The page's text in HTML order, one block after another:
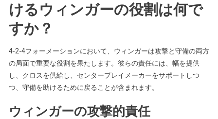
けるウィンガーの役割は何で
すか？
4-2-4フォーメーションにおいて、ウィンガーは攻撃と守備の両方
の局面で重要な役割を果たします。彼らの責任には、幅を提供
し、クロスを供給し、センタープレイメーカーをサポートしつ
つ、守備を助けるために戻ることが含まれます。
ウィンガーの攻撃的責任